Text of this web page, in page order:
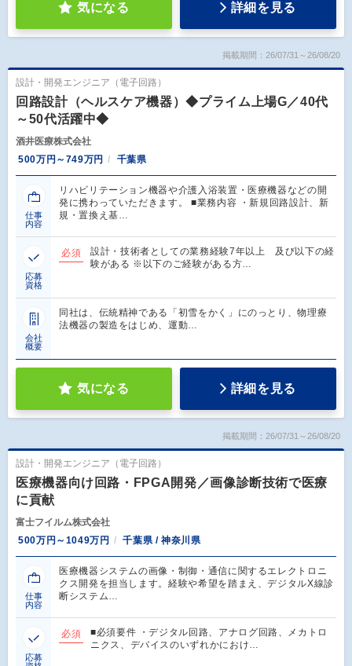
気になる 詳細を見る
掲載期間：26/07/31～26/08/20
設計・開発エンジニア（電子回路）
回路設計（ヘルスケア機器）◆プライム上場G／40代
～50代活躍中◆
酒井医療株式会社
500万円～749万円
千葉県
仕事
内容
リハビリテーション機器や介護入浴装置・医療機器などの開
発に携わっていただきます。 ■業務内容 ・新規回路設計、新
規・置換え基…
応募
資格
必須
設計・技術者としての業務経験7年以上 及び以下の経
験がある ※以下のご経験がある方…
会社
概要
同社は、伝統精神である「初雪をかく」にのっとり、物理療
法機器の製造をはじめ、運動…
気になる 詳細を見る
掲載期間：26/07/31～26/08/20
設計・開発エンジニア（電子回路）
医療機器向け回路・FPGA開発／画像診断技術で医療
に貢献
富士フイルム株式会社
500万円～1049万円
千葉県 / 神奈川県
仕事
内容
医療機器システムの画像・制御・通信に関するエレクトロニ
クス開発を担当します。経験や希望を踏まえ、デジタルX線診
断システム…
応募
必須
■必須要件 ・デジタル回路、アナログ回路、メカトロ
ニクス、デバイスのいずれかにおけ…